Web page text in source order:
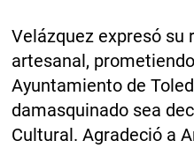
Velázquez expresó su
artesanal,
Ayuntamiento de
damasquinado sea
Cultural. Agradeció a